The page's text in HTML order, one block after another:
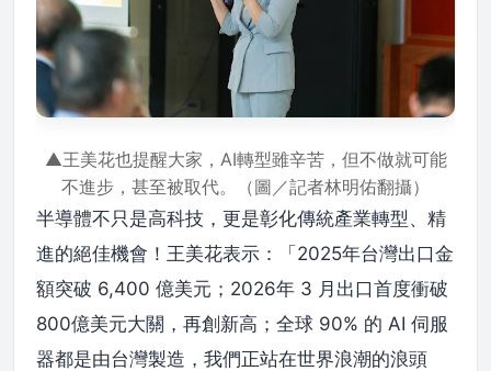
▲王美花也提醒大家，AI轉型雖辛苦，但不做就可能
不進步，甚至被取代。（圖／記者林明佑翻攝）
半導體不只是高科技，更是彰化傳統產業轉型、精
進的絕佳機會！王美花表示：「2025年台灣出口金
額突破 6,400 億美元；2026年 3 月出口首度衝破
800億美元大關，再創新高；全球 90% 的 AI 伺服
器都是由台灣製造，我們正站在世界浪潮的浪頭